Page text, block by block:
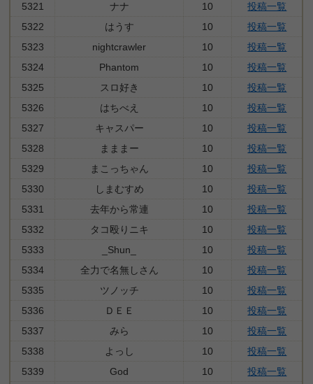
5321
ナナ 10
投稿一覧
5322
はうす 10
投稿一覧
5323
nightcrawler 10
投稿一覧
5324
Phantom 10
投稿一覧
5325
スロ好き 10
投稿一覧
5326
はちべえ 10
投稿一覧
5327
キャスパー 10
投稿一覧
5328
まままー 10
投稿一覧
5329
まこっちゃん 10
投稿一覧
5330
しまむすめ 10
投稿一覧
5331
去年から常連 10
投稿一覧
5332
タコ殴りニキ 10
投稿一覧
5333
_Shun_ 10
投稿一覧
5334
全力で名無しさん 10
投稿一覧
5335
ツノッチ 10
投稿一覧
5336
ＤＥＥ 10
投稿一覧
5337
みら 10
投稿一覧
5338
よっし 10
投稿一覧
5339
God 10
投稿一覧